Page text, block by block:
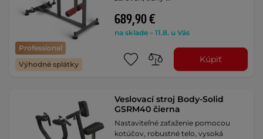
Professional
Výhodné splátky
689,90 €
na sklade – 11.8. u Vás
Kúpiť
Veslovací stroj Body-Solid
GSRM40 čierna
Nastaviteľné zaťaženie pomocou
kotúčov, robustné telo, vysoká